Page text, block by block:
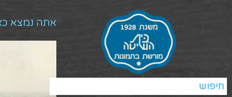
חיפוש
אתה נמצא